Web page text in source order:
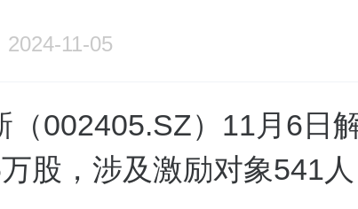
2024-11-05
（002405.SZ）11月6日
股，涉及激励对象541人